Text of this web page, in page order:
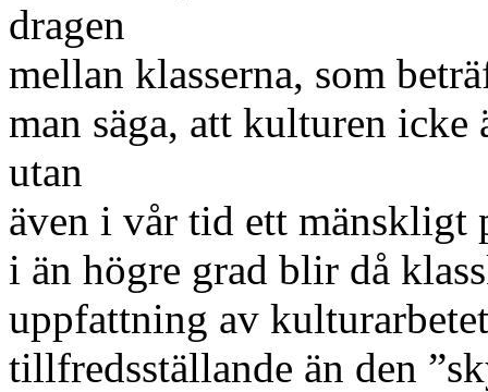
dragen
mellan klasserna, som
man säga, att kulturen
utan
även i vår tid ett
i än högre grad blir då
uppfattning av
tillfredsställande än den